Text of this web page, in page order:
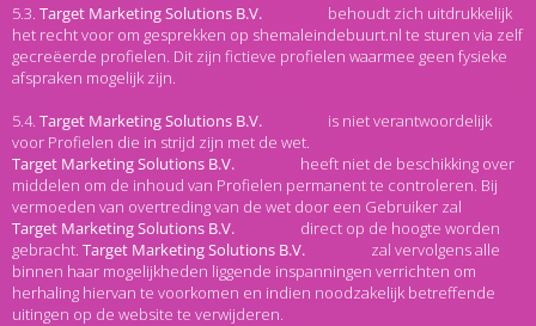
5.3.
behoudt zich uitdrukkelijk
het recht voor om gesprekken op shemaleindebuurt.nl te sturen via zelf
gecreëerde profielen. Dit zijn fictieve profielen waarmee geen fysieke
afspraken mogelijk zijn.
5.4.
is niet verantwoordelijk
voor Profielen die in strijd zijn met de wet.
heeft niet de beschikking over
middelen om de inhoud van Profielen permanent te controleren. Bij
vermoeden van overtreding van de wet door een Gebruiker zal
direct op de hoogte worden
gebracht.
zal vervolgens alle
binnen haar mogelijkheden liggende inspanningen verrichten om
herhaling hiervan te voorkomen en indien noodzakelijk betreffende
uitingen op de website te verwijderen.